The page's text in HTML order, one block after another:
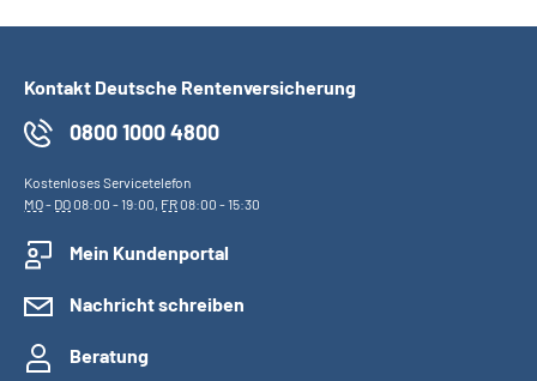
Kontakt Deutsche Rentenversicherung
0800 1000 4800
Kostenloses Servicetelefon
MO- DO08:00 - 19:00, FR08:00 - 15:30
Mein Kundenportal
Nachricht schreiben
Beratung